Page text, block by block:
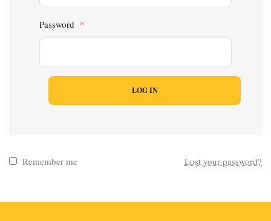
Password *
LOG IN
Remember me Lost your password?